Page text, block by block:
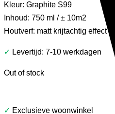
Kleur: Graphite S99
Inhoud: 750 ml / ± 10m2
Houtverf: matt krijtachtig effect
✓ Levertijd: 7-10 werkdagen
Out of stock
✓ Exclusieve woonwinkel